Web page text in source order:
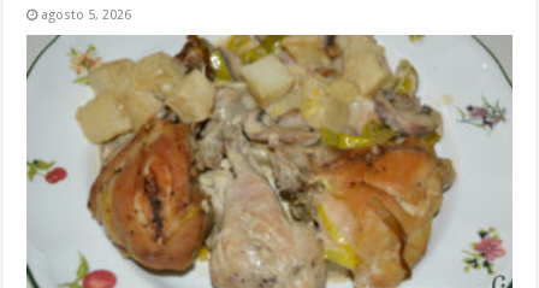
agosto 5, 2026